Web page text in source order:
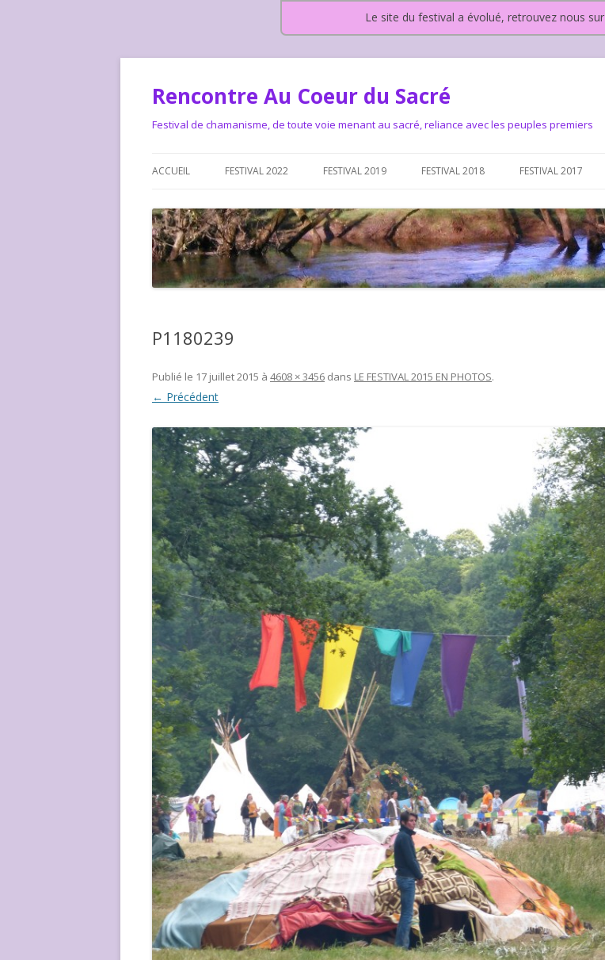
Le site du festival a évolué, retrouvez nous sur
Rencontre Au Coeur du Sacré
Festival de chamanisme, de toute voie menant au sacré, reliance avec les peuples premiers
ACCUEIL
LA CHARTE DU FESTIVAL
LE FESTIVAL DEPUIS 2015 – QUI
SOMMES-NOUS ?
LE FESTIVAL DEPUIS 2015…OU
ALLONS-NOUS ?
FESTIVAL 2022 FESTIVAL 2019 FESTIVAL 2018 FESTIVAL 2017
P1180239
Publié le 17 juillet 2015 à 4608 × 3456 dans LE FESTIVAL 2015 EN PHOTOS.
← Précédent